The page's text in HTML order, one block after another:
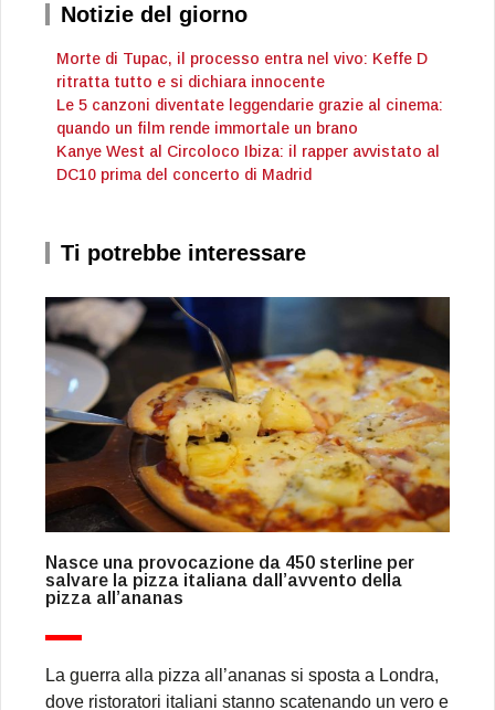
Notizie del giorno
Morte di Tupac, il processo entra nel vivo: Keffe D
ritratta tutto e si dichiara innocente
Le 5 canzoni diventate leggendarie grazie al cinema:
quando un film rende immortale un brano
Kanye West al Circoloco Ibiza: il rapper avvistato al
DC10 prima del concerto di Madrid
Ti potrebbe interessare
Nasce una provocazione da 450 sterline per
salvare la pizza italiana dall’avvento della
pizza all’ananas
La guerra alla pizza all’ananas si sposta a Londra,
dove ristoratori italiani stanno scatenando un vero e